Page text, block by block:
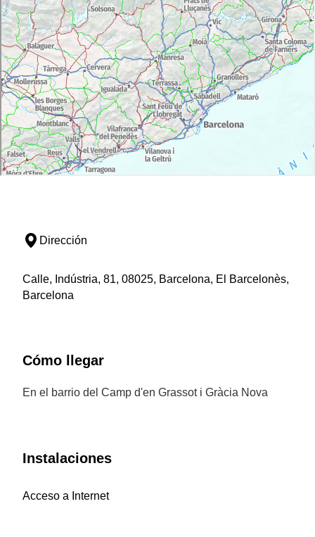
Dirección
Calle, Indústria, 81, 08025, Barcelona, El Barcelonès,
Barcelona
Cómo llegar
En el barrio del Camp d'en Grassot i Gràcia Nova
Instalaciones
Acceso a Internet